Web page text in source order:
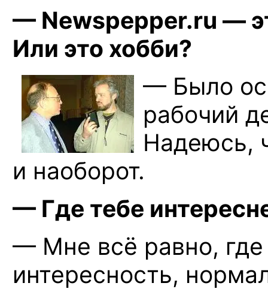
— Newspepper.ru —
Или это хобби?
— Было
рабочий
Надеюсь,
и наоборот.
— Где тебе
— Мне всё равно, где
интересность,